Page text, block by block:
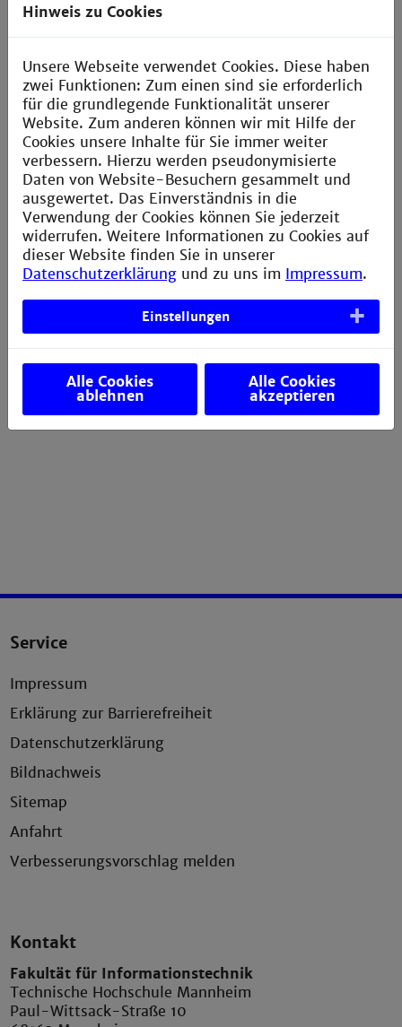
Sie sind Alumni der Fakultät für
Informationstechnik?
Abonnieren Sie unseren Alumni-Newsletter und
erhalten so die Alumni-News aus 1. Hand.
Mehr Infos
Kooperationsmöglichkeiten
Zurückkommen. Mitgestalten. Inspirieren.
Sie möchten wissen, wie Sie mit uns kooperieren
können?
Mehr Infos
Service
Impressum
Erklärung zur Barrierefreiheit
Datenschutzerklärung
Bildnachweis
Sitemap
Anfahrt
Verbesserungsvorschlag melden
Kontakt
Fakultät für Informationstechnik
Technische Hochschule Mannheim
Paul-Wittsack-Straße 10
Hinweis zu Cookies
Unsere Webseite verwendet Cookies. Diese haben
zwei Funktionen: Zum einen sind sie erforderlich
für die grundlegende Funktionalität unserer
Website. Zum anderen können wir mit Hilfe der
Cookies unsere Inhalte für Sie immer weiter
verbessern. Hierzu werden pseudonymisierte
Daten von Website-Besuchern gesammelt und
ausgewertet. Das Einverständnis in die
Verwendung der Cookies können Sie jederzeit
widerrufen. Weitere Informationen zu Cookies auf
dieser Website finden Sie in unserer
Datenschutzerklärung und zu uns im Impressum.
Einstellungen
Alle Cookies
ablehnen
Alle Cookies
akzeptieren